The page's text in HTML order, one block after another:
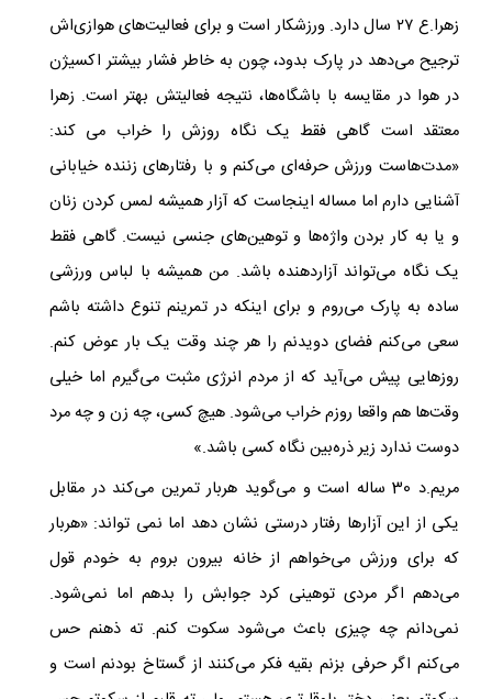
زهرا.ع ۲۷ سال دارد. ورزشکار است و برای فعالیت‌های هوازی‌اش
ترجیح می‌دهد در پارک بدود، چون به خاطر فشار بیشتر اکسیژن
در هوا در مقایسه با باشگاه‌ها، نتیجه فعالیتش بهتر است. زهرا
معتقد است گاهی فقط یک نگاه روزش را خراب می کند:
«مدت‌هاست ورزش حرفه‌ای می‌کنم و با رفتارهای زننده خیابانی
آشنایی دارم اما مساله اینجاست که آزار همیشه لمس کردن زنان
و یا به کار بردن واژه‌ها و توهین‌های جنسی نیست. گاهی فقط
یک نگاه می‌تواند آزاردهنده باشد. من همیشه با لباس ورزشی
ساده به پارک می‌روم و برای اینکه در تمرینم تنوع داشته باشم
سعی می‌کنم فضای دویدنم را هر چند وقت یک بار عوض کنم.
روزهایی پیش می‌آید که از مردم انرژی مثبت می‌گیرم اما خیلی
وقت‌ها هم واقعا روزم خراب می‌شود. هیچ کسی، چه زن و چه مرد
دوست ندارد زیر ذره‌بین نگاه کسی باشد.»
مریم.د 30 ساله است و می‌گوید هربار تمرین می‌کند در مقابل
یکی از این آزارها رفتار درستی نشان دهد اما نمی تواند: «هربار
که برای ورزش می‌خواهم از خانه بیرون بروم به خودم قول
می‌دهم اگر مردی توهینی کرد جوابش را بدهم اما نمی‌شود.
نمی‌دانم چه چیزی باعث می‌شود سکوت کنم. ته ذهنم حس
می‌کنم اگر حرفی بزنم بقیه فکر می‌کنند از گستاخ بودنم است و